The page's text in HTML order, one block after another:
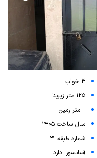
3 خواب
125 متر زیربنا
-- متر زمین
سال ساخت 1405
شماره طبقه: 3
آسانسور: دارد